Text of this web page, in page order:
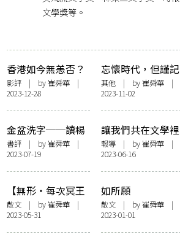
文學獎等。
香港如今無恙否？
──略說紀錄片
《詩》
影評 | by崔舜華 |
2023-12-28
忘懷時代，但謹記
時光──略記小說
家王文興
其他| by崔舜華|
2023-11-02
金盆洗字──讀楊
佳嫻《以脆弱冶
金》
書評 | by崔舜華 |
2023-07-19
讓我們共在文學裡
──2023臺北文學
季【讀書俱樂部】
特展
報導| by崔舜華|
2023-06-16
【無形・每次冥王
星靠近的時分】肉
身做星
散文 | by崔舜華 |
2023-05-31
如所願
散文| by崔舜華|
2023-01-01